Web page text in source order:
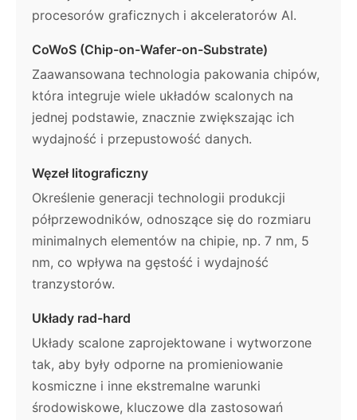
procesorów graficznych i akceleratorów AI.
CoWoS (Chip-on-Wafer-on-Substrate)
Zaawansowana technologia pakowania chipów,
która integruje wiele układów scalonych na
jednej podstawie, znacznie zwiększając ich
wydajność i przepustowość danych.
Węzeł litograficzny
Określenie generacji technologii produkcji
półprzewodników, odnoszące się do rozmiaru
minimalnych elementów na chipie, np. 7 nm, 5
nm, co wpływa na gęstość i wydajność
tranzystorów.
Układy rad-hard
Układy scalone zaprojektowane i wytworzone
tak, aby były odporne na promieniowanie
kosmiczne i inne ekstremalne warunki
środowiskowe, kluczowe dla zastosowań